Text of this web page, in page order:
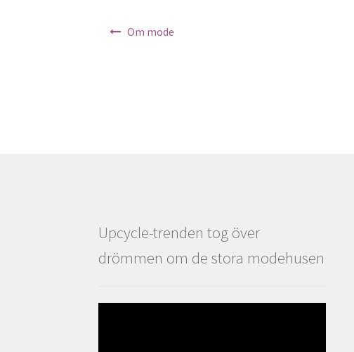
Om mode
Upcycle-trenden tog över
drömmen om de stora modehusen